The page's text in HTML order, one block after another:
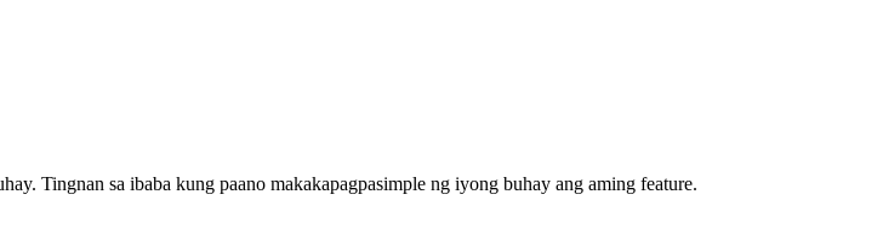
Tingnan sa ibaba kung paano makakapagpasimple ng iyong buhay ang aming feature.